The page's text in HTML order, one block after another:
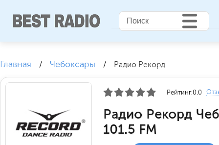
Главная / Чебоксары / Радио Рекорд
Рейтинг:0.0
Радио Рекорд
101.5 FM